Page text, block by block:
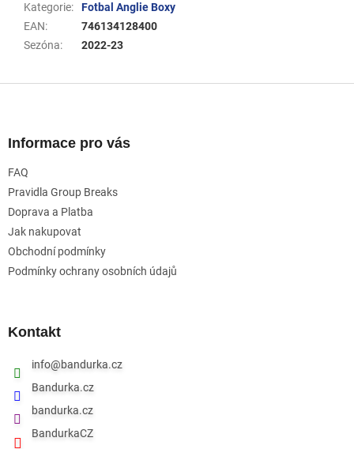
Kategorie:
Fotbal Anglie Boxy
EAN:
746134128400
Sezóna: 2022-23
Informace pro vás
FAQ
Pravidla Group Breaks
Doprava a Platba
Jak nakupovat
Obchodní podmínky
Podmínky ochrany osobních údajů
Kontakt
info@bandurka.cz
Bandurka.cz
bandurka.cz
BandurkaCZ